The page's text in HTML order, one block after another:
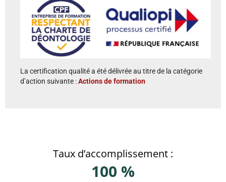
La certification qualité a été délivrée au titre de la catégorie
d’action suivante :Actions de formation
Taux d’accomplissement :
100 %